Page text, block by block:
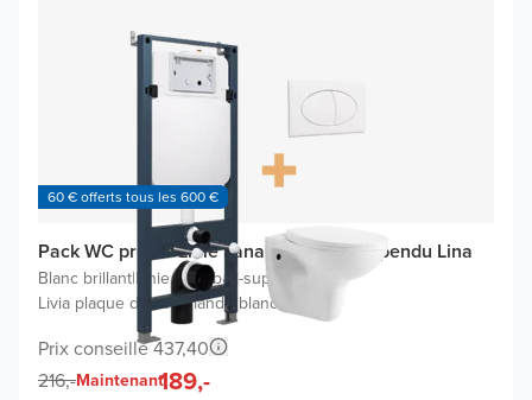
60 € offerts tous les 600 €
Pack WC promo Linie Ilana avec WC suspendu Lina
Blanc brillant|Linie Ilana bâti-support|
Livia plaque de commande blanc brillant
Prix conseillé 437,40
216,-Maintenant189,-